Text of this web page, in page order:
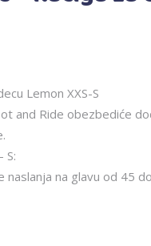
Lemon XXS-S
and Ride obezbediće
S:
naslanja na glavu od 45